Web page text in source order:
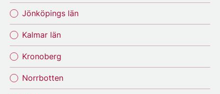
Jönköpings län
Kalmar län
Kronoberg
Norrbotten